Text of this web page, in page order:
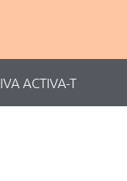
ACTIVA-T​